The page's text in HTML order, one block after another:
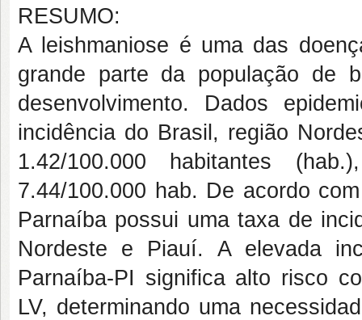
RESUMO:
A leishmaniose é uma das
grande parte da população de
desenvolvimento. Dados
incidência do Brasil, região
1.42/100.000 habitantes
7.44/100.000 hab. De acordo
Parnaíba possui uma taxa de
Nordeste e Piauí. A elevada
Parnaíba-PI significa alto risco
LV, determinando uma